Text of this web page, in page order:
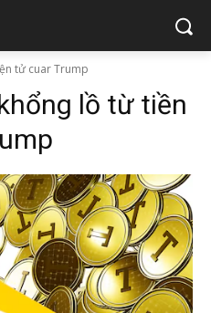
tử cuar Trump
lồ từ tiền